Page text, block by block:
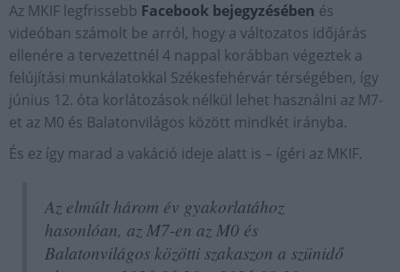
Az MKIF legfrissebb Facebook bejegyzésében és
videóban számolt be arról, hogy a változatos időjárás
ellenére a tervezettnél 4 nappal korábban végeztek a
felújítási munkálatokkal Székesfehérvár térségében, így
június 12. óta korlátozások nélkül lehet használni az M7-
et az M0 és Balatonvilágos között mindkét irányba.
És ez így marad a vakáció ideje alatt is – ígéri az MKIF.
Az elmúlt három év gyakorlatához
hasonlóan, az M7-en az M0 és
Balatonvilágos közötti szakaszon a szünidő